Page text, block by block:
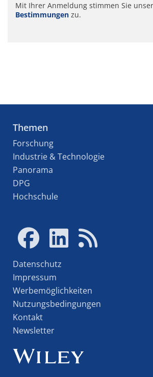
Mit Ihrer Anmeldung stimmen Sie
Bestimmungen zu.
Themen
Forschung
Industrie & Technologie
Panorama
DPG
Hochschule
Datenschutz
Impressum
Werbemöglichkeiten
Nutzungsbedingungen
Kontakt
Newsletter